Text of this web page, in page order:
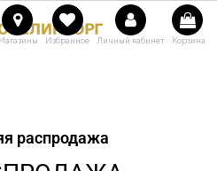
Избранное Личный кабинет Корзина
распродажа